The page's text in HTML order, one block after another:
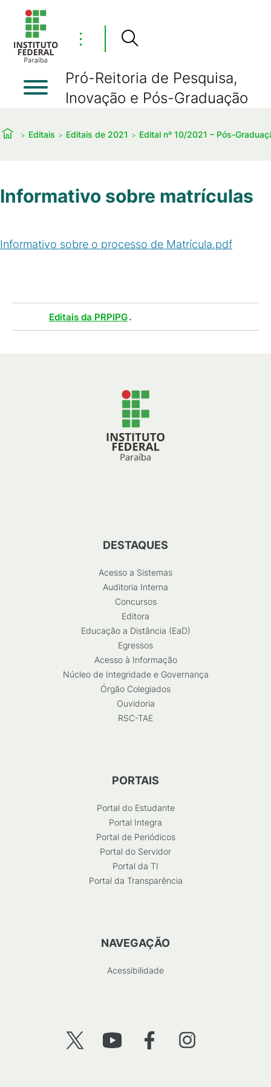
⋮
Pró-Reitoria de Pesquisa,
Inovação e Pós-Graduação
Editais Editais de 2021 Edital nº 10/2021 – Pós-
Informativo sobre matrículas
Informativo sobre o processo de Matrícula.pdf
Editais da PRPIPG.
DESTAQUES
Acesso a Sistemas
Auditoria Interna
Concursos
Editora
Educação a Distância (EaD)
Egressos
Acesso à Informação
Núcleo de Integridade e Governança
Órgão Colegiados
Ouvidoria
RSC-TAE
PORTAIS
Portal do Estudante
Portal Integra
Portal de Periódicos
Portal do Servidor
Portal da TI
Portal da Transparência
NAVEGAÇÃO
Acessibilidade